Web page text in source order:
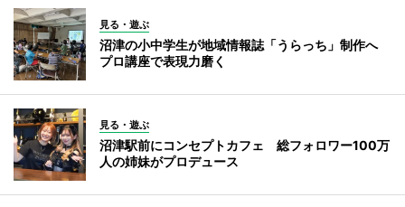
見る・遊ぶ
沼津の小中学生が地域情報誌「うらっち」制作へ
プロ講座で表現力磨く
見る・遊ぶ
沼津駅前にコンセプトカフェ 総フォロワー100万
人の姉妹がプロデュース